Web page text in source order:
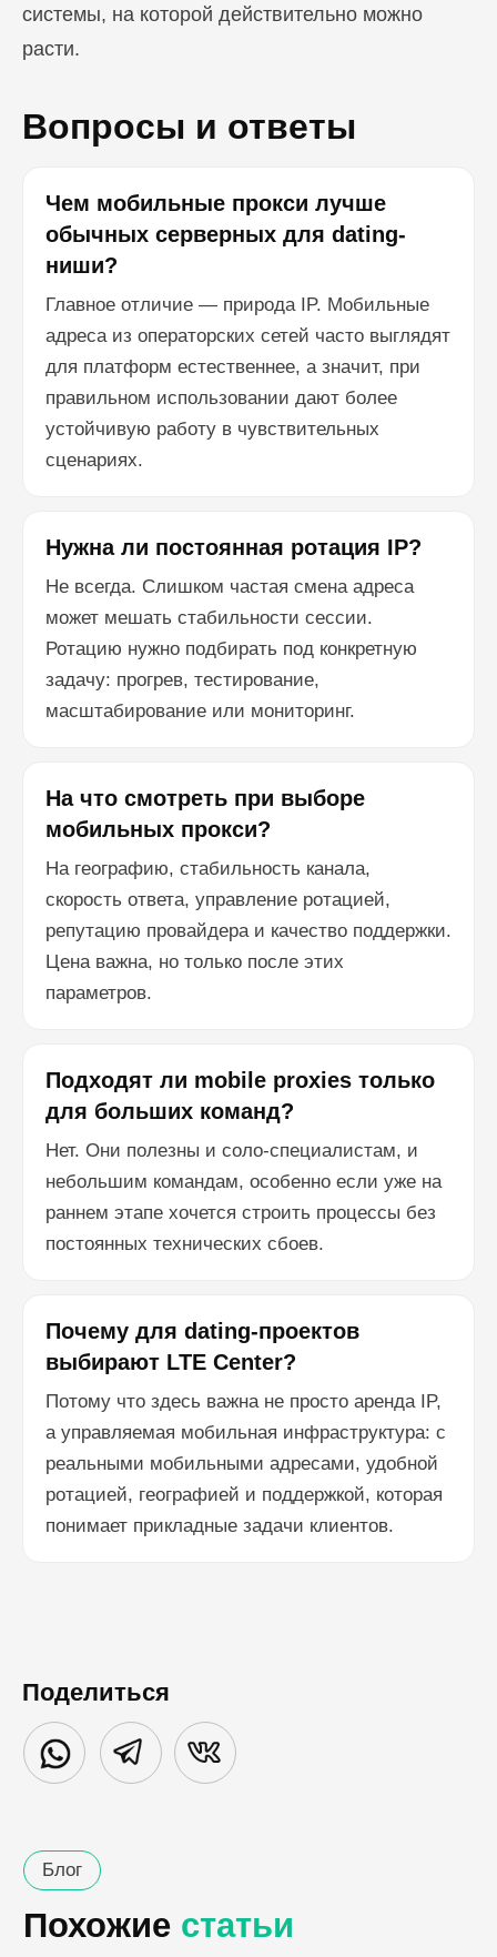
системы, на которой действительно можно
расти.
Вопросы и ответы
Чем мобильные прокси лучше
обычных серверных для dating-
ниши?
Главное отличие — природа IP. Мобильные
адреса из операторских сетей часто выглядят
для платформ естественнее, а значит, при
правильном использовании дают более
устойчивую работу в чувствительных
сценариях.
Нужна ли постоянная ротация IP?
Не всегда. Слишком частая смена адреса
может мешать стабильности сессии.
Ротацию нужно подбирать под конкретную
задачу: прогрев, тестирование,
масштабирование или мониторинг.
На что смотреть при выборе
мобильных прокси?
На географию, стабильность канала,
скорость ответа, управление ротацией,
репутацию провайдера и качество поддержки.
Цена важна, но только после этих
параметров.
Подходят ли mobile proxies только
для больших команд?
Нет. Они полезны и соло-специалистам, и
небольшим командам, особенно если уже на
раннем этапе хочется строить процессы без
постоянных технических сбоев.
Почему для dating-проектов
выбирают LTE Center?
Потому что здесь важна не просто аренда IP,
а управляемая мобильная инфраструктура: с
реальными мобильными адресами, удобной
ротацией, географией и поддержкой, которая
понимает прикладные задачи клиентов.
Поделиться